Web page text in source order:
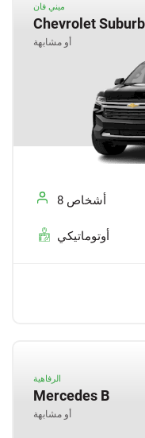
ميني فان
Chevrolet
أو مشابهة
8 أشخاص
أوتوماتيكي
الرفاهية
Mercedes B
أو مشابهة